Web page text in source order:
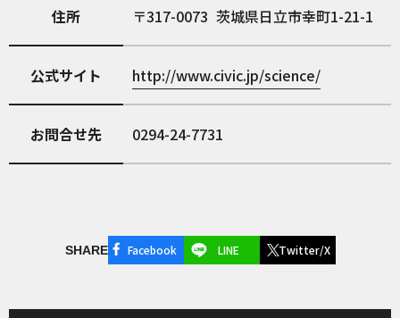
住所 317-0073 茨城県日立市幸町1-21-1
公式サイト http://www.civic.jp/science/
お問合せ先 0294-24-7731
SHARE Facebook LINE Twitter/X